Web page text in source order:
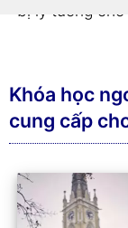
bị lý tưởng
Khóa học
cung cấp